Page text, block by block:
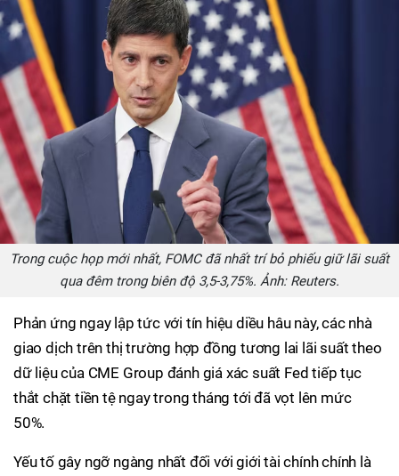
Trong cuộc họp mới nhất, FOMC đã nhất trí bỏ phiếu giữ lãi suất
qua đêm trong biên độ 3,5-3,75%. Ảnh: Reuters.
Phản ứng ngay lập tức với tín hiệu diều hâu này, các nhà
giao dịch trên thị trường hợp đồng tương lai lãi suất theo
dữ liệu của CME Group đánh giá xác suất Fed tiếp tục
thắt chặt tiền tệ ngay trong tháng tới đã vọt lên mức
50%.
Yếu tố gây ngỡ ngàng nhất đối với giới tài chính chính là